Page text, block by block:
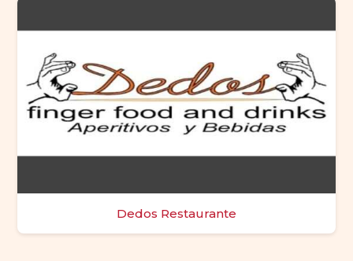
Dedos Restaurante